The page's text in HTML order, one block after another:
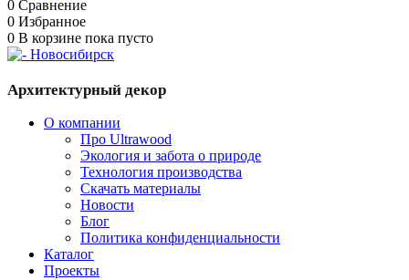
0 Сравнение
0 Избранное
0 В корзине пока пусто
Архитектурный декор
О компании
Про Ultrawood
Экология и забота о природе
Технология производства
Скачать материалы
Новости
Блог
Политика конфиденциальности
Каталог
Проекты